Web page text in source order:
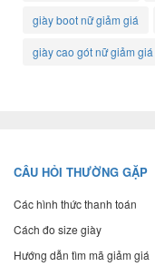
giày boot nữ giảm giá
giày cao gót nữ giảm giá
CÂU HỎI THƯỜNG GẶP
Các hình thức thanh toán
Cách đo size giày
Hướng dẫn tìm mã giảm giá